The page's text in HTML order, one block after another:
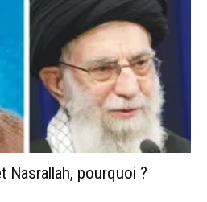
Nasrallah, pourquoi ?